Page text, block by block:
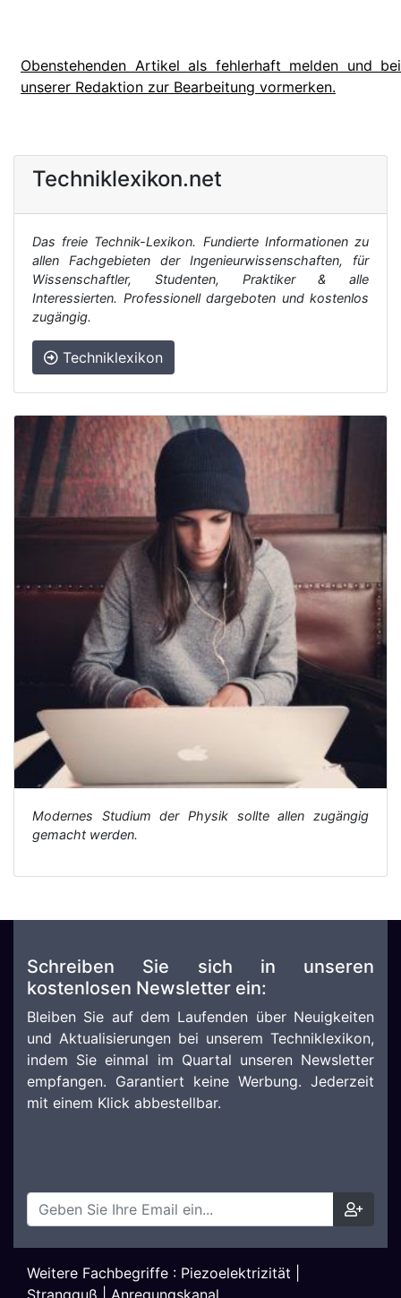
Obenstehenden Artikel als fehlerhaft melden und bei
unserer Redaktion zur Bearbeitung vormerken.
Techniklexikon.net
Das freie Technik-Lexikon. Fundierte Informationen zu
allen Fachgebieten der Ingenieurwissenschaften, für
Wissenschaftler, Studenten, Praktiker & alle
Interessierten. Professionell dargeboten und kostenlos
zugängig.
Techniklexikon
Modernes Studium der Physik sollte allen zugängig
gemacht werden.
Schreiben Sie sich in unseren
kostenlosen Newsletter ein:
Bleiben Sie auf dem Laufenden über Neuigkeiten
und Aktualisierungen bei unserem Techniklexikon,
indem Sie einmal im Quartal unseren Newsletter
empfangen. Garantiert keine Werbung. Jederzeit
mit einem Klick abbestellbar.
Weitere Fachbegriffe : Piezoelektrizität
Strangguß
Anregungskanal